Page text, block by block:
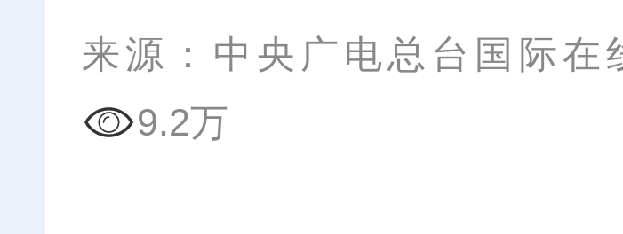
来源：中央广电总台国际在
9.2万